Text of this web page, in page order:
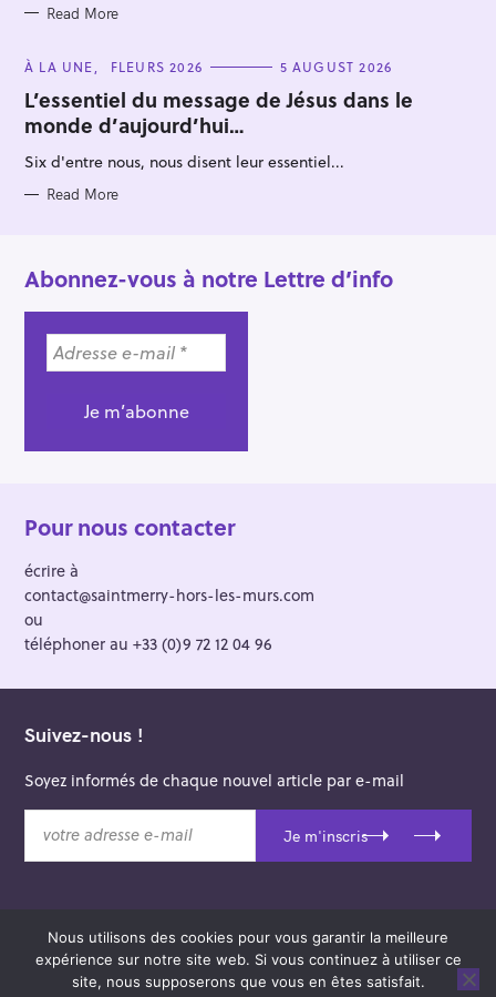
Read More
C
T
E
G
O
R
I
S
À LA UNE FLEURS 2026 5 AUGUST 2026
L’essentiel du message de Jésus dans le
monde d’aujourd’hui…
Six d'entre nous, nous disent leur essentiel...
Read More
Abonnez-vous à notre Lettre d’info
Pour nous contacter
écrire à
contact@saintmerry-hors-les-murs.com
ou
téléphoner au +33 (0)9 72 12 04 96
Suivez-nous !
Soyez informés de chaque nouvel article par e-mail
t
Je m'inscris
© 2026 Saint-Merry Hors-les-Murs.
Theme: Felt byPixelgrade.
Nous utilisons des cookies pour vous garantir la meilleure
expérience sur notre site web. Si vous continuez à utiliser ce
site, nous supposerons que vous en êtes satisfait.